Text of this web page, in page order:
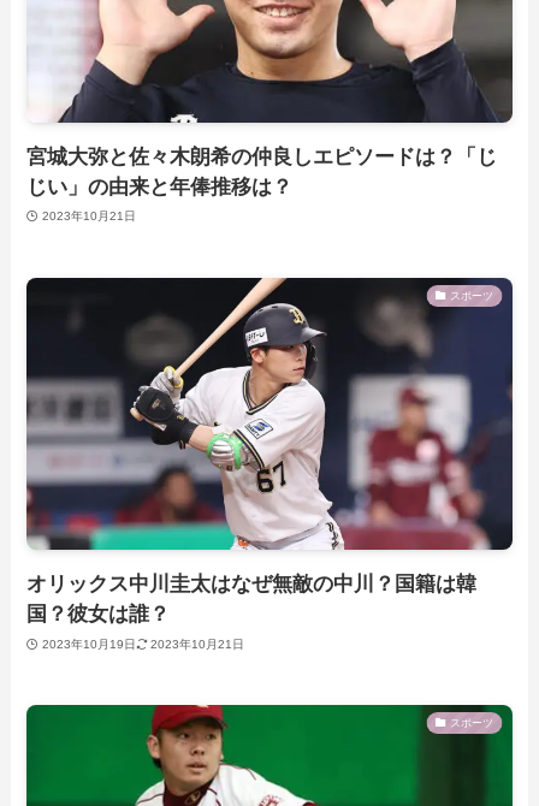
宮城大弥と佐々木朗希の仲良しエピソードは？「じ
じい」の由来と年俸推移は？
2023年10月21日
スポーツ
オリックス中川圭太はなぜ無敵の中川？国籍は韓
国？彼女は誰？
2023年10月19日 2023年10月21日
スポーツ